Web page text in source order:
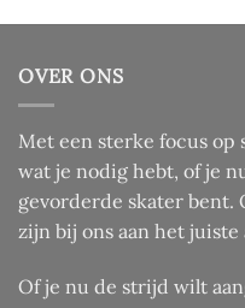
OVER ONS
Met een sterke focus op
wat je nodig hebt, of je
gevorderde skater bent.
zijn bij ons aan het juiste
Of je nu de strijd wilt